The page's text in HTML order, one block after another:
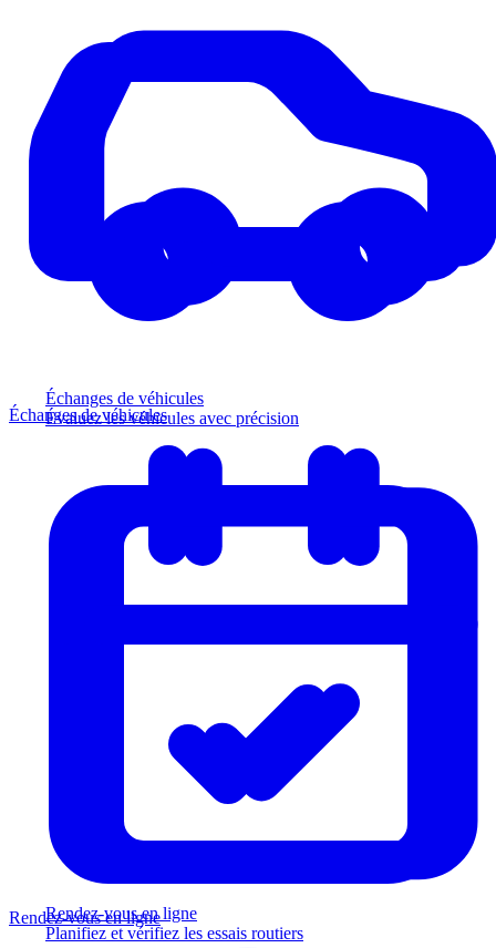
Échanges de véhicules
Évaluez les véhicules avec précision
Rendez-vous en ligne
Planifiez et vérifiez les essais routiers
Échanges de véhicules
Rendez-vous en ligne